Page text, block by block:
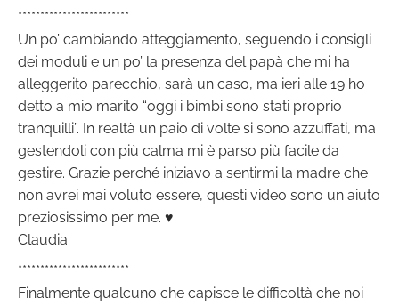
*************************
Un po’ cambiando atteggiamento, seguendo i consigli
dei moduli e un po’ la presenza del papà che mi ha
alleggerito parecchio, sarà un caso, ma ieri alle 19 ho
detto a mio marito “oggi i bimbi sono stati proprio
tranquilli”. In realtà un paio di volte si sono azzuffati, ma
gestendoli con più calma mi è parso più facile da
gestire. Grazie perché iniziavo a sentirmi la madre che
non avrei mai voluto essere, questi video sono un aiuto
preziosissimo per me. ♥️
Claudia
*************************
Finalmente qualcuno che capisce le difficoltà che noi